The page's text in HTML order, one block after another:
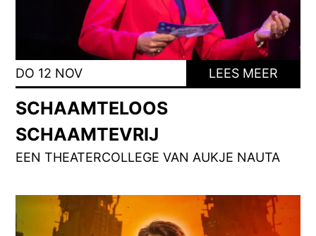
DO 12 NOV LEES MEER
SCHAAMTELOOS
SCHAAMTEVRIJ
EEN THEATERCOLLEGE VAN AUKJE NAUTA